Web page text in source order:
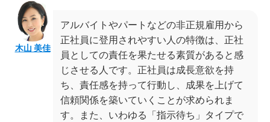
木山 美佳
アルバイトやパートなどの非正規雇用から
正社員に登用されやすい人の特徴は、正社
員としての責任を果たせる素質があると感
じさせる人です。正社員は成長意欲を持
ち、責任感を持って行動し、成果を上げて
信頼関係を築いていくことが求められま
す。また、いわゆる「指示待ち」タイプで